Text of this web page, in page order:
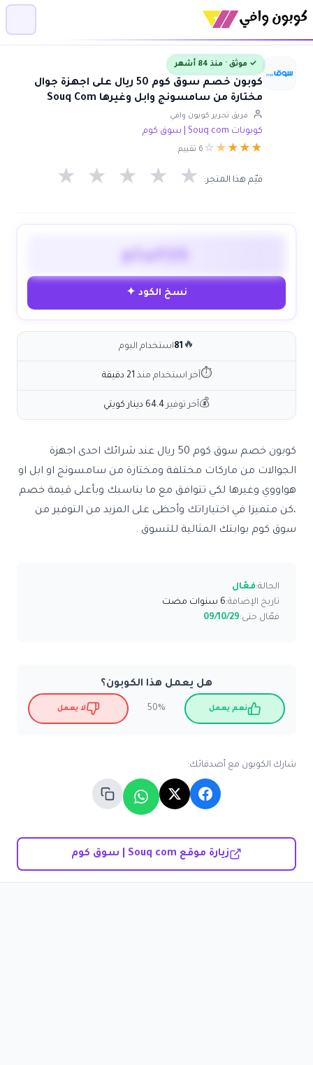
✓ موثق · منذ 84 أشهر
كوبون خصم سوق كوم 50 ريال على اجهزة جوال
مختارة من سامسونج وابل وغيرها Souq Com
فريق تحرير كوبون وافي
كوبونات Souq com | سوق كوم
★
★
★
★
☆ 6 تقييم
قيّم هذا المتجر: ★ ★ ★ ★ ★
plwf25
نسخ الكود ✦
🔥
81استخدام اليوم
⏱آخر استخدام منذ 21 دقيقة
💰آخر توفير 64.4 دينار كويتي
كوبون خصم سوق كوم 50 ريال عند شرائك احدى اجهزة
الجوالات من ماركات مختلفة ومختارة من سامسونج او ابل او
هواووي وغيرها لكي تتوافق مع ما يناسبك وبأعلى قيمة خصم
،كن متميزا في اختياراتك وأحظى على المزيد من التوفير من
سوق كوم بوابتك المثالية للتسوق .
الحالة:فعّال
تاريخ الإضافة:6 سنوات مضت
فعّال حتى:09/10/29
هل يعمل هذا الكوبون؟
نعم يعمل 50% لا يعمل
شارك الكوبون مع أصدقائك:
زيارة موقع Souq com | سوق كوم